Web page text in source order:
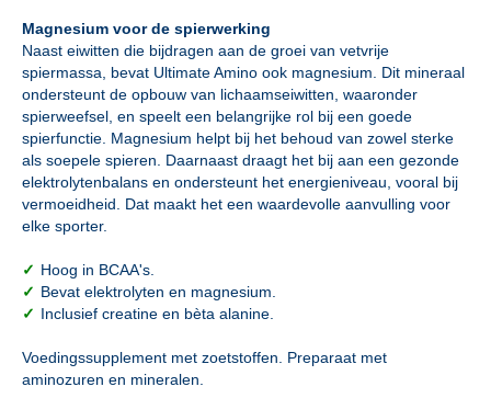
Magnesium voor de spierwerking
Naast eiwitten die bijdragen aan de groei van vetvrije
spiermassa, bevat Ultimate Amino ook magnesium. Dit mineraal
ondersteunt de opbouw van lichaamseiwitten, waaronder
spierweefsel, en speelt een belangrijke rol bij een goede
spierfunctie. Magnesium helpt bij het behoud van zowel sterke
als soepele spieren. Daarnaast draagt het bij aan een gezonde
elektrolytenbalans en ondersteunt het energieniveau, vooral bij
vermoeidheid. Dat maakt het een waardevolle aanvulling voor
elke sporter.
✓ Hoog in BCAA's.
✓ Bevat elektrolyten en magnesium.
✓ Inclusief creatine en bèta alanine.
Voedingssupplement met zoetstoffen. Preparaat met
aminozuren en mineralen.